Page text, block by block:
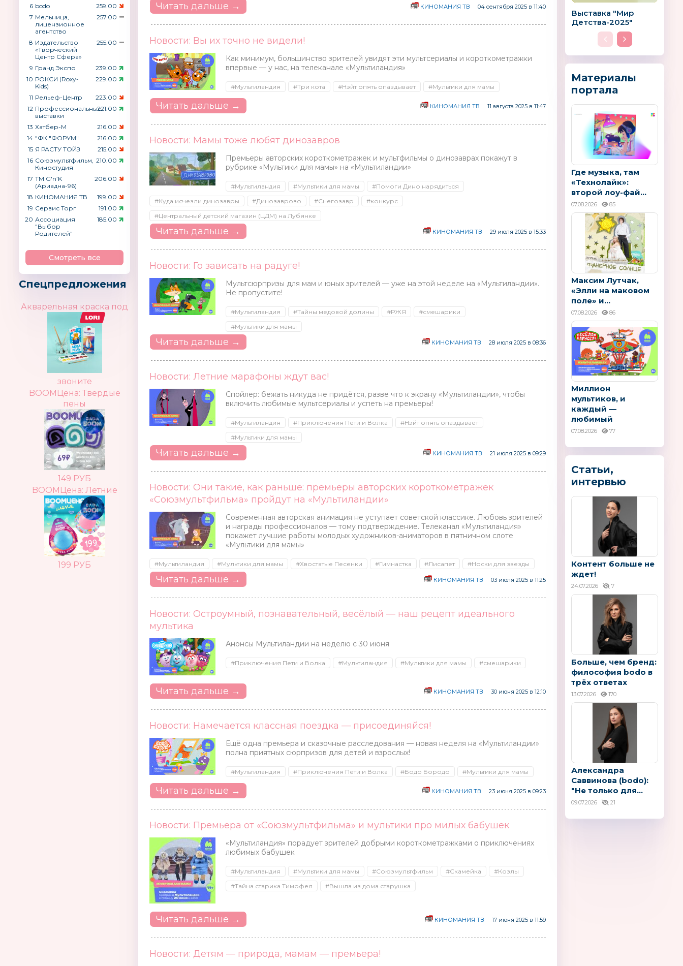
6 bodo
259.00
7 Мельница,
лицензионное
агентство
257.00
8 Издательство
«Творческий
Центр Сфера»
255.00
9 Гранд Экспо
239.00
10 РОКСИ (Roxy-
Kids)
229.00
11 Рельеф-Центр
223.00
12 Профессиональные
выставки
221.00
13 Хатбер-М
216.00
14 "ФК "ФОРУМ"
216.00
15 Я РАСТУ ТОЙЗ
215.00
16 Союзмультфильм,
Киностудия
210.00
17 ТМ G′n’K
(Ариадна-96)
206.00
18 КИНОМАНИЯ ТВ
199.00
19 Сервис Торг
191.00
20 Ассоциация
"Выбор
Родителей"
185.00
Смотреть все
Спецпредложения
Акварельная краска под
звоните
BOOMЦена: Твердые
пены
149 РУБ
BOOMЦена: Летние
199 РУБ
Читать дальше → КИНОМАНИЯ ТВ 04 сентября 2025 в 11:40
Новости: Вы их точно не видели!
Как минимум, большинство зрителей увидят эти мультсериалы и короткометражки
впервые — у нас, на телеканале «Мультиландия»
#Мультиландия #Три кота #Нэйт опять опаздывает #Мультики для мамы
Читать дальше → КИНОМАНИЯ ТВ 11 августа 2025 в 11:47
Новости: Мамы тоже любят динозавров
Премьеры авторских короткометражек и мультфильмы о динозаврах покажут в
рубрике «Мультики для мамы» на «Мультиландии»
#Мультиландия #Мультики для мамы
#Помоги Дино нарядиться
#Куда исчезли динозавры
#Динозаврово #Снегозавр
#конкурс
#Центральный детский магазин (ЦДМ) на Лубянке
Читать дальше → КИНОМАНИЯ ТВ 29 июля 2025 в 15:33
Новости: Го зависать на радуге!
Мультсюрпризы для мам и юных зрителей — уже на этой неделе на «Мультиландии».
Не пропустите!
#Мультиландия #Тайны медовой долины #РЖЯ
#смешарики
#Мультики для мамы
Читать дальше → КИНОМАНИЯ ТВ 28 июля 2025 в 08:36
Новости: Летние марафоны ждут вас!
Спойлер: бежать никуда не придётся, разве что к экрану «Мультиландии», чтобы
включить любимые мультсериалы и успеть на премьеры!
#Мультиландия #Приключения Пети и Волка
#Нэйт опять опаздывает
#Мультики для мамы
Читать дальше → КИНОМАНИЯ ТВ 21 июля 2025 в 09:29
Новости: Они такие, как раньше: премьеры авторских короткометражек
«Союзмультфильма» пройдут на «Мультиландии»
Современная авторская анимация не уступает советской классике. Любовь зрителей
и награды профессионалов — тому подтверждение. Телеканал «Мультиландия»
покажет лучшие работы молодых художников-аниматоров в пятничном слоте
«Мультики для мамы»
#Мультиландия #Мультики для мамы #Хвостатые Песенки #Гимнастка #Лисапет #Носки для звезды
Читать дальше → КИНОМАНИЯ ТВ 03 июля 2025 в 11:25
Новости: Остроумный, познавательный, весёлый — наш рецепт идеального
мультика
Анонсы Мультиландии на неделю с 30 июня
#Приключения Пети и Волка #Мультиландия #Мультики для мамы #смешарики
Читать дальше → КИНОМАНИЯ ТВ 30 июня 2025 в 12:10
Новости: Намечается классная поездка — присоединяйся!
Ещё одна премьера и сказочные расследования — новая неделя на «Мультиландии»
полна приятных сюрпризов для детей и взрослых!
#Мультиландия #Приключения Пети и Волка #Бодо Бородо #Мультики для мамы
Читать дальше → КИНОМАНИЯ ТВ 23 июня 2025 в 09:23
Новости: Премьера от «Союзмультфильма» и мультики про милых бабушек
«Мультиландия» порадует зрителей добрыми короткометражками о приключениях
любимых бабушек
#Мультиландия #Мультики для мамы #Союзмультфильм #Скамейка
#Козлы
#Тайна старика Тимофея
#Вышла из дома старушка
Читать дальше → КИНОМАНИЯ ТВ 17 июня 2025 в 11:59
Новости: Детям — природа, мамам — премьера!
Выставка "Мир
Детства-2025"
Материалы
портала
Где музыка, там
«Технолайк»:
второй лоу-фай...
07.08.2026 85
Максим Лутчак,
«Элли на маковом
поле» и...
07.08.2026 86
Миллион
мультиков, и
каждый —
любимый
07.08.2026 77
Статьи,
интервью
Контент больше не
ждет!
24.07.2026 7
Больше, чем бренд:
философия bodo в
трёх ответах
13.07.2026 170
Александра
Саввинова (bodo):
"Не только для...
09.07.2026 21